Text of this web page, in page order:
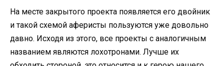
На месте закрытого проекта появляется его двойник
и такой схемой аферисты пользуются уже довольно
давно. Исходя из этого, все проекты с аналогичным
названием являются лохотронами. Лучше их